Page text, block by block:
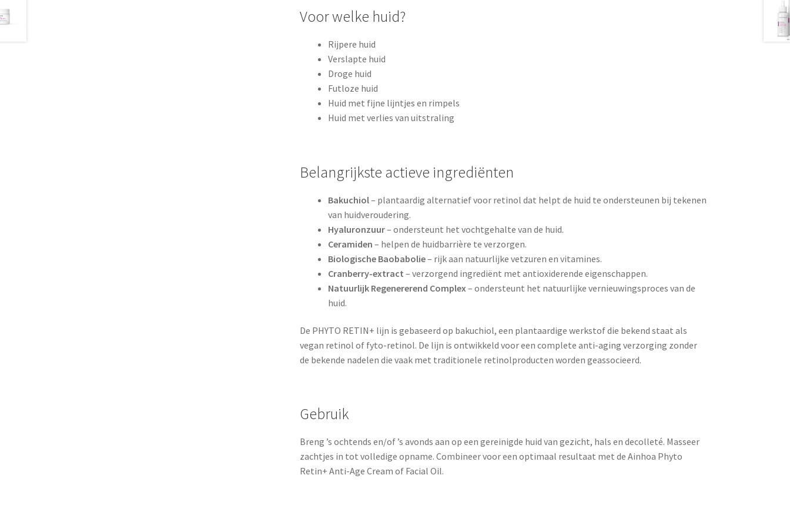
Voor welke huid?
Rijpere huid
Verslapte huid
Droge huid
Futloze huid
Huid met fijne lijntjes en rimpels
Huid met verlies van uitstraling
Belangrijkste actieve ingrediënten
Bakuchiol– plantaardig alternatief voor retinol dat helpt de huid te ondersteunen bij tekenen
van huidveroudering.
Hyaluronzuur– ondersteunt het vochtgehalte van de huid.
Ceramiden – helpen de huidbarrière te verzorgen.
Biologische Baobabolie– rijk aan natuurlijke vetzuren en vitamines.
Cranberry-extract – verzorgend ingrediënt met antioxiderende eigenschappen.
Natuurlijk Regenererend Complex – ondersteunt het natuurlijke vernieuwingsproces van de
huid.
De PHYTO RETIN+ lijn is gebaseerd op bakuchiol, een plantaardige werkstof die bekend staat als
vegan retinol of fyto-retinol. De lijn is ontwikkeld voor een complete anti-aging verzorging zonder
de bekende nadelen die vaak met traditionele retinolproducten worden geassocieerd.
Gebruik
Breng ’s ochtends en/of ’s avonds aan op een gereinigde huid van gezicht, hals en decolleté. Masseer
zachtjes in tot volledige opname. Combineer voor een optimaal resultaat met de Ainhoa Phyto
Retin+ Anti-Age Cream of Facial Oil.